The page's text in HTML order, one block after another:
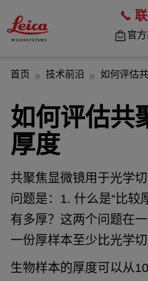
官
首页 技术前沿 如何评估
如何评估共
厚度
共聚焦显微镜用于光学
问题是：1. 什么是“比较
有多厚？这两个问题在
一份厚样本至少比光学切
生物样本的厚度可以从